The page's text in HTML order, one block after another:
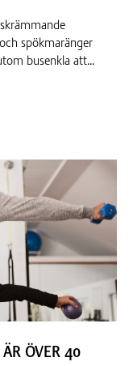
spökmaränger
busenkla att...
ÖVER 40